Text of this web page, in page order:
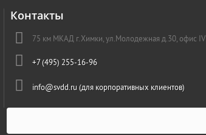
Контакты
75 км МКАД г.Химки, ул.Молодежная д.30, офис IV
+7 (495) 255-16-96
info@svdd.ru (для корпоративных клиентов)